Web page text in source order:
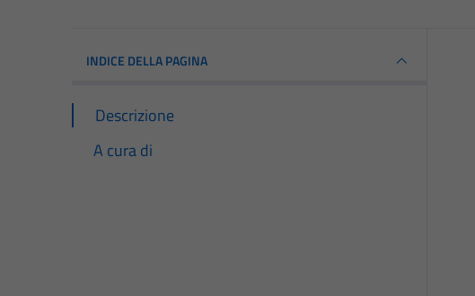
INDICE DELLA PAGINA
Descrizione
A cura di